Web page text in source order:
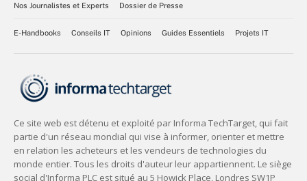
Nos Journalistes et Experts
Dossier de Presse
E-Handbooks Conseils IT Opinions Guides Essentiels Projets IT